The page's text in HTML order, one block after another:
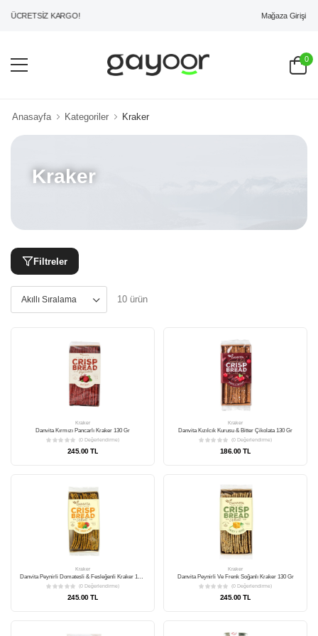
KARGO! Mağaza Girişi
0
Anasayfa Kategoriler Kraker
Kraker
Filtreler
10 ürün